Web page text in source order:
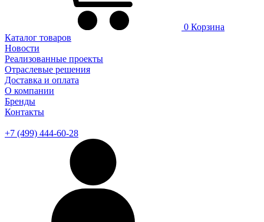
0 Корзина
Каталог товаров
Новости
Реализованные проекты
Отраслевые решения
Доставка и оплата
О компании
Бренды
Контакты
+7 (499) 444-60-28